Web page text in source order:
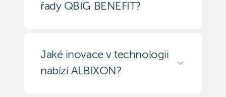
řady QBIG BENEFIT?
Jaké inovace v technologii
nabízí ALBIXON?